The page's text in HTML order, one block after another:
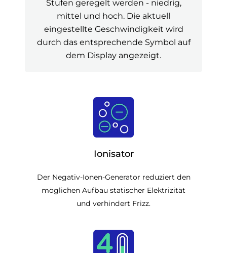
Stufen geregelt werden - niedrig,
mittel und hoch. Die aktuell
eingestellte Geschwindigkeit wird
durch das entsprechende Symbol auf
dem Display angezeigt.
Ionisator
Der Negativ-Ionen-Generator reduziert den
möglichen Aufbau statischer Elektrizität
und verhindert Frizz.